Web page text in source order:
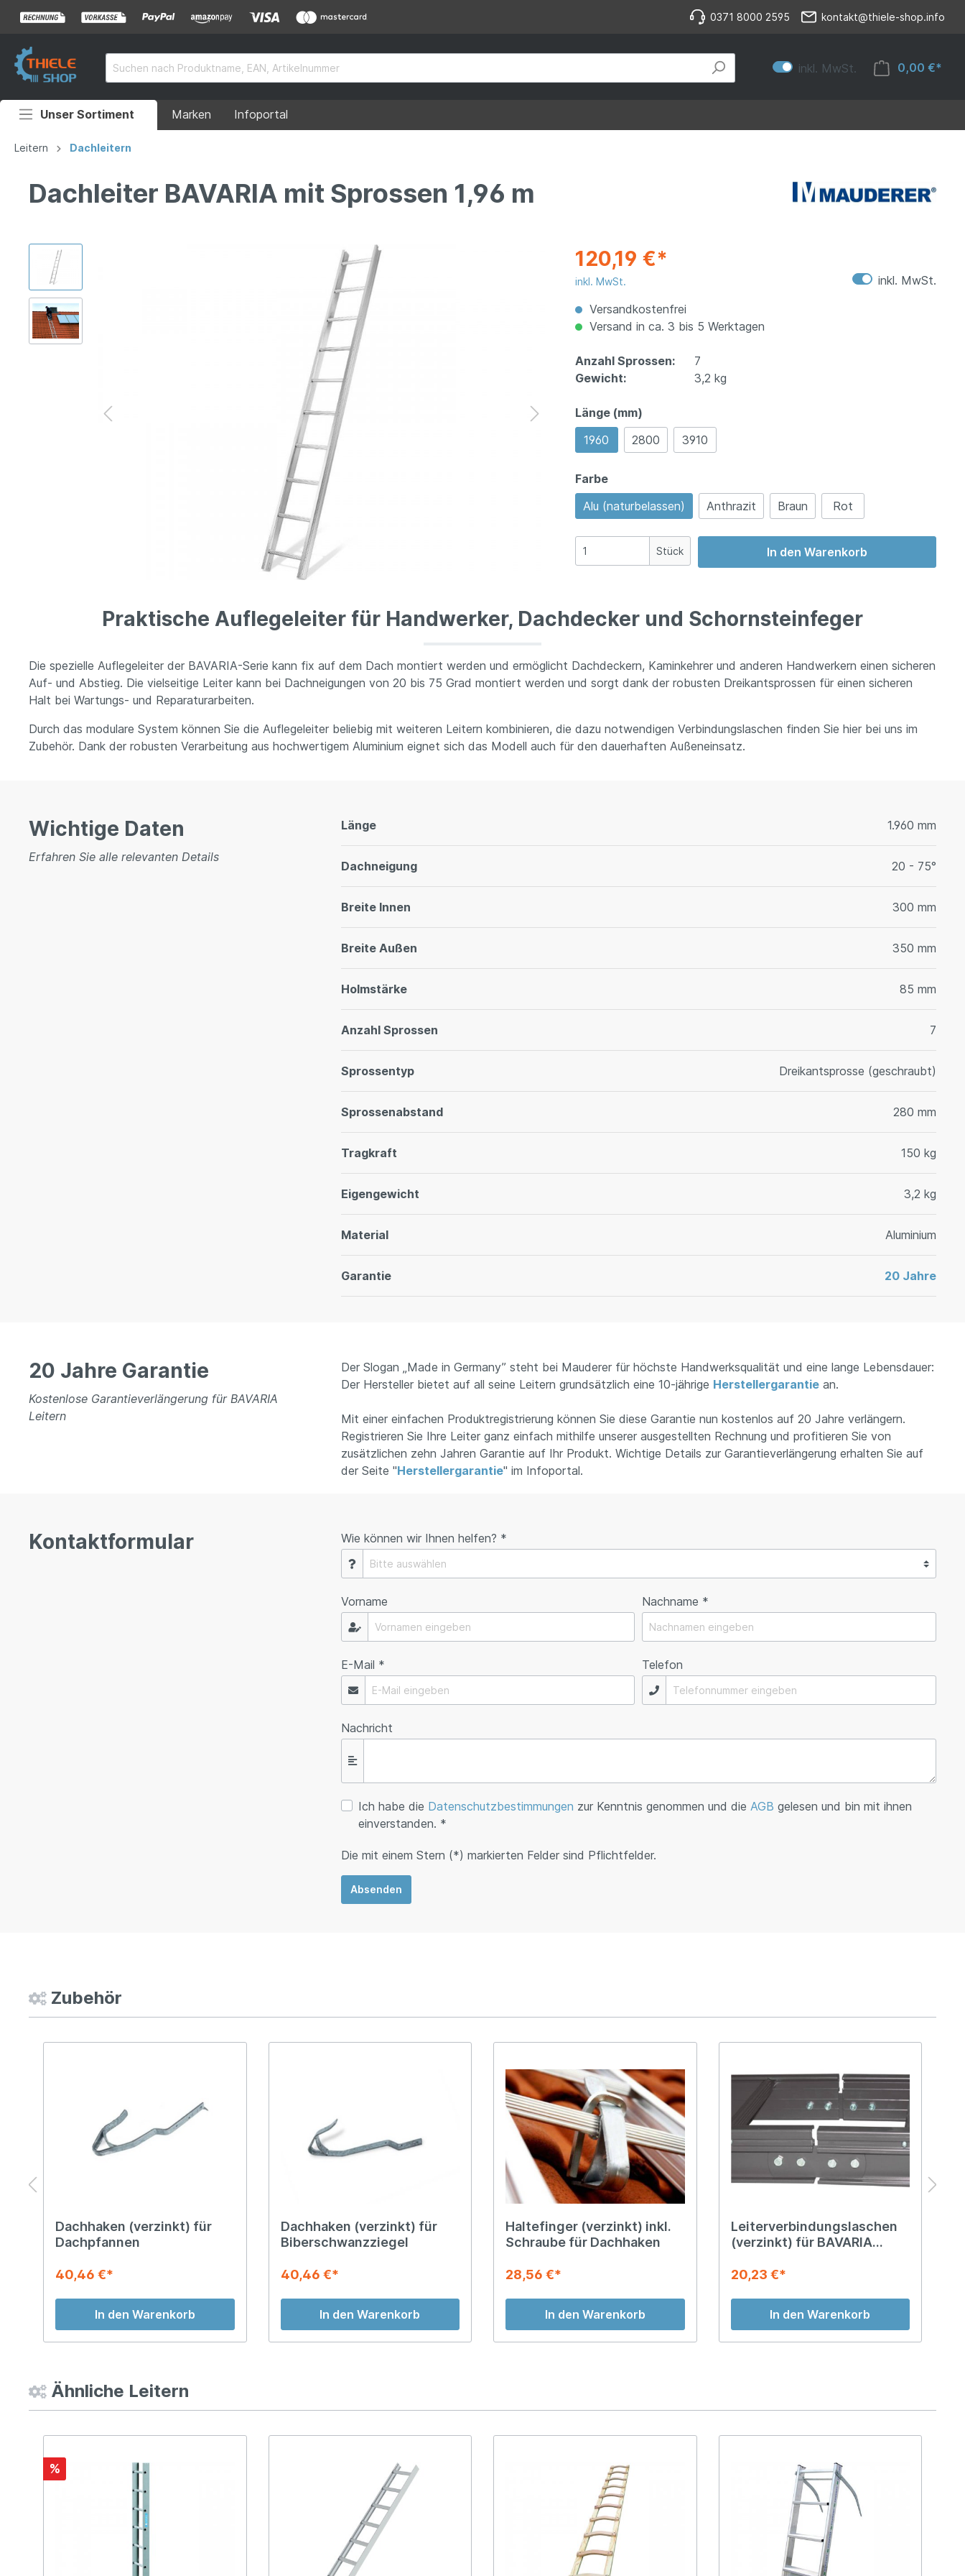
0371 8000 2595 kontakt@thiele-shop.info
inkl. MwSt. 0,00 €*
Unser Sortiment Marken Infoportal
Auffahrrampen
Rollstuhlrampen
Absperrtechnik
Gerüsttechnik
Hubgeräte
Leitern Dachleitern
Dachleiter BAVARIA mit Sprossen 1,96 m
120,19 €*
inkl. MwSt.
inkl. MwSt.
Versandkostenfrei
Versand in ca. 3 bis 5 Werktagen
Anzahl Sprossen:
7
Gewicht:
3,2 kg
Länge (mm)
1960
2800 3910
Farbe
Alu (naturbelassen)
Anthrazit Braun Rot
Stück In den Warenkorb
Praktische Auflegeleiter für Handwerker, Dachdecker und Schornsteinfeger
Die spezielle Auflegeleiter der BAVARIA-Serie kann fix auf dem Dach montiert werden und ermöglicht Dachdeckern, Kaminkehrer und anderen Handwerkern einen sicheren
Auf- und Abstieg. Die vielseitige Leiter kann bei Dachneigungen von 20 bis 75 Grad montiert werden und sorgt dank der robusten Dreikantsprossen für einen sicheren
Halt bei Wartungs- und Reparaturarbeiten.
Durch das modulare System können Sie die Auflegeleiter beliebig mit weiteren Leitern kombinieren, die dazu notwendigen Verbindungslaschen finden Sie hier bei uns im
Zubehör. Dank der robusten Verarbeitung aus hochwertigem Aluminium eignet sich das Modell auch für den dauerhaften Außeneinsatz.
Wichtige Daten
Erfahren Sie alle relevanten Details
Länge 1.960 mm
Dachneigung 20 - 75°
Breite Innen 300 mm
Breite Außen 350 mm
Holmstärke 85 mm
Anzahl Sprossen 7
Sprossentyp Dreikantsprosse (geschraubt)
Sprossenabstand 280 mm
Tragkraft 150 kg
Eigengewicht 3,2 kg
Material Aluminium
Garantie 20 Jahre
20 Jahre Garantie
Kostenlose Garantieverlängerung für BAVARIA
Leitern
Der Slogan „Made in Germany” steht bei Mauderer für höchste Handwerksqualität und eine lange Lebensdauer:
Der Hersteller bietet auf all seine Leitern grundsätzlich eine 10-jährige Herstellergarantiean.
Mit einer einfachen Produktregistrierung können Sie diese Garantie nun kostenlos auf 20 Jahre verlängern.
Registrieren Sie Ihre Leiter ganz einfach mithilfe unserer ausgestellten Rechnung und profitieren Sie von
zusätzlichen zehn Jahren Garantie auf Ihr Produkt. Wichtige Details zur Garantieverlängerung erhalten Sie auf
der Seite "Herstellergarantie" im Infoportal.
Kontaktformular Wie können wir Ihnen helfen? *
Vorname Nachname *
E-Mail * Telefon
Nachricht
Ich habe die Datenschutzbestimmungen zur Kenntnis genommen und die AGB gelesen und bin mit ihnen
einverstanden. *
Die mit einem Stern (*) markierten Felder sind Pflichtfelder.
Absenden
Zubehör
Dachhaken (verzinkt) für
Dachpfannen
40,46 €*
In den Warenkorb
Dachhaken (verzinkt) für
Biberschwanzziegel
40,46 €*
In den Warenkorb
Haltefinger (verzinkt) inkl.
Schraube für Dachhaken
28,56 €*
In den Warenkorb
Leiterverbindungslaschen
(verzinkt) für BAVARIA
20,23 €*
In den Warenkorb
Ähnliche Leitern
%